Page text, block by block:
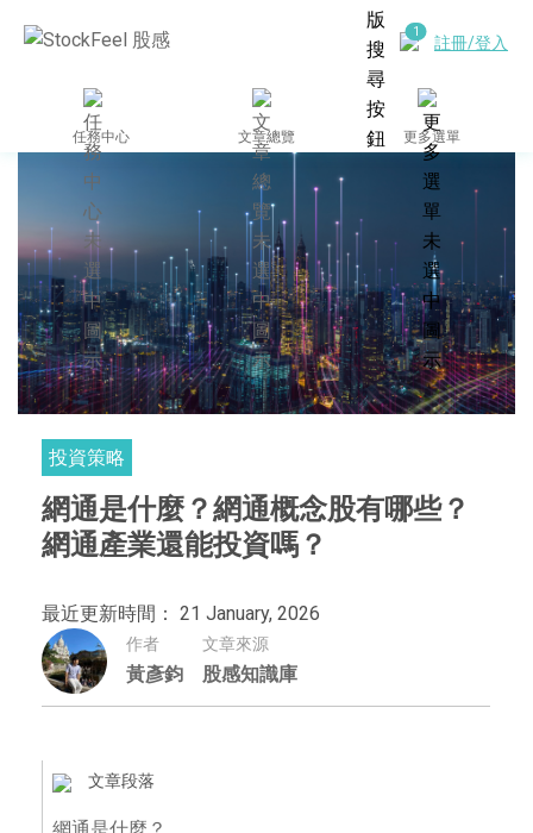
註冊/登入
任務中心 文章總覽 更多選單
投資策略
網通是什麼？網通概念股有哪些？
網通產業還能投資嗎？
最近更新時間： 21 January, 2026
作者
黃彥鈞
文章來源
股感知識庫
文章段落